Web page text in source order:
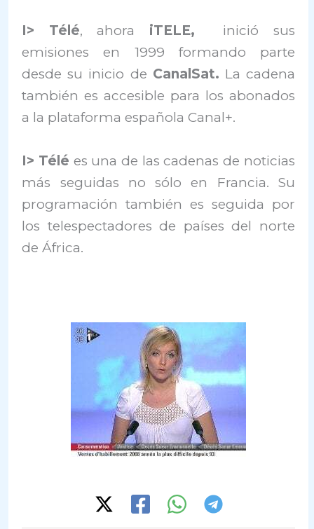
I> Télé, ahora iTELE,
inició sus
emisiones en 1999 formando parte
desde su inicio de CanalSat. La cadena
también es accesible para los abonados
a la plataforma española Canal+.
I> Télé es una de las cadenas de noticias
más seguidas no sólo en Francia. Su
programación también es seguida por
los telespectadores de países del norte
de África.